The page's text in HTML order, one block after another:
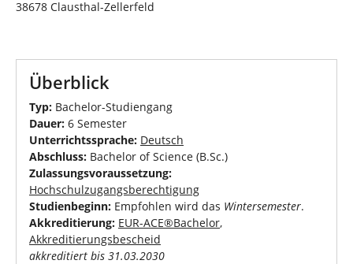
38678 Clausthal-Zellerfeld
Überblick
Typ: Bachelor-Studiengang
Dauer: 6 Semester
Unterrichtssprache: Deutsch
Abschluss: Bachelor of Science (B.Sc.)
Zulassungsvoraussetzung:
Hochschulzugangsberechtigung
Studienbeginn: Empfohlen wird das Wintersemester.
Akkreditierung: EUR-ACE®Bachelor,
Akkreditierungsbescheid
akkreditiert bis 31.03.2030